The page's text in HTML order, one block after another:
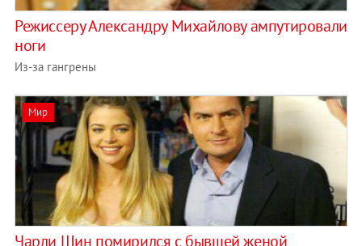
Режиссеру Александру Михайлову ампутировали
ноги
Из-за гангрены
Мир
Чарли Шин помирился с бывшей женой